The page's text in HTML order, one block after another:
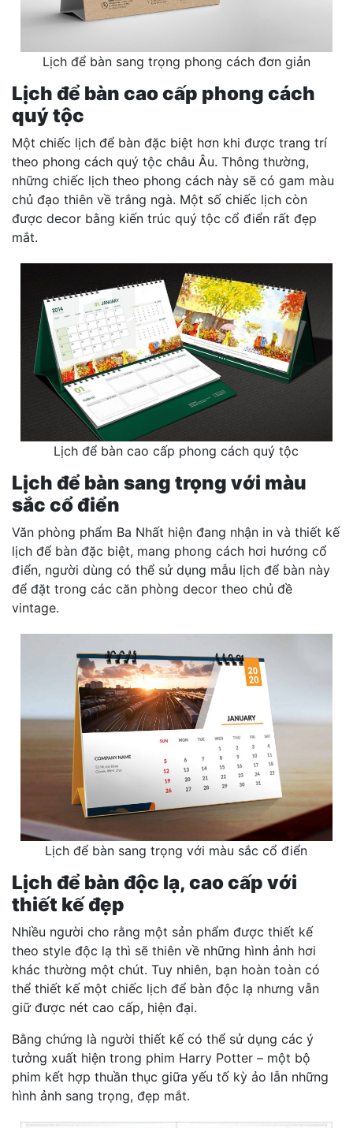
Lịch để bàn sang trọng phong cách đơn giản
Lịch để bàn cao cấp phong cách
quý tộc
Một chiếc lịch để bàn đặc biệt hơn khi được trang trí
theo phong cách quý tộc châu Âu. Thông thường,
những chiếc lịch theo phong cách này sẽ có gam màu
chủ đạo thiên về trắng ngà. Một số chiếc lịch còn
được decor bằng kiến trúc quý tộc cổ điển rất đẹp
mắt.
Lịch để bàn cao cấp phong cách quý tộc
Lịch để bàn sang trọng với màu
sắc cổ điển
Văn phòng phẩm Ba Nhất hiện đang nhận in và thiết kế
lịch để bàn đặc biệt, mang phong cách hơi hướng cổ
điển, người dùng có thể sử dụng mẫu lịch để bàn này
để đặt trong các căn phòng decor theo chủ đề
vintage.
Lịch để bàn sang trọng với màu sắc cổ điển
Lịch để bàn độc lạ, cao cấp với
thiết kế đẹp
Nhiều người cho rằng một sản phẩm được thiết kế
theo style độc lạ thì sẽ thiên về những hình ảnh hơi
khác thường một chút. Tuy nhiên, bạn hoàn toàn có
thể thiết kế một chiếc lịch để bàn độc lạ nhưng vẫn
giữ được nét cao cấp, hiện đại.
Bằng chứng là người thiết kế có thể sử dụng các ý
tưởng xuất hiện trong phim Harry Potter – một bộ
phim kết hợp thuần thục giữa yếu tố kỳ ảo lẫn những
hình ảnh sang trọng, đẹp mắt.